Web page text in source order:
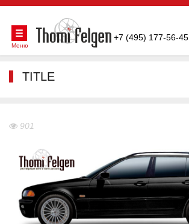
+7 (495) 177-56-45
Меню
TITLE
901